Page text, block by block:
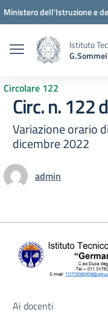
Vai ai contenuti
Vai al menu di navigazione
Vai al footer
Ministero dell'Istruzione e
Istituto
Circolare 122
Circ. n. 122
Variazione orario
dicembre 2022
admin
Ai docenti